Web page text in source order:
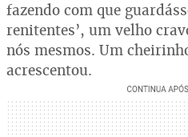
fazendo com que
renitentes’, um velho
nós mesmos. Um
acrescentou.